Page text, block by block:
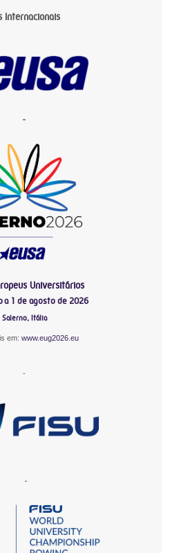
Internacionais
-
Universitários
a 1 de agosto de 2026
Salerno, Itália
em: www.eug2026.eu
-
-